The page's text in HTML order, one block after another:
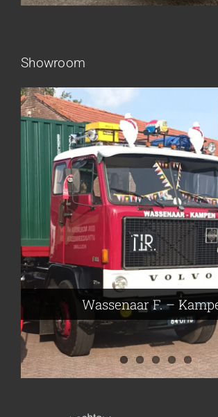
Showroom
Wassenaar F. –
Nijmeier Erwin –
Frieling Koos –
Hartog den Richard –
Leeuwen van Joop –